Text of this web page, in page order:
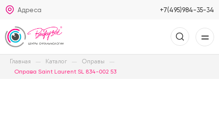
Адреса +7(495)984-35-34
Главная Каталог Оправы
Оправа Saint Laurent SL 834-002 53